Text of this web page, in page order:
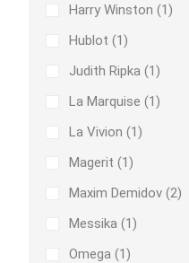
Harry Winston (1)
Hublot (1)
Judith Ripka (1)
La Marquise (1)
La Vivion (1)
Magerit (1)
Maxim Demidov (2)
Messika (1)
Omega (1)